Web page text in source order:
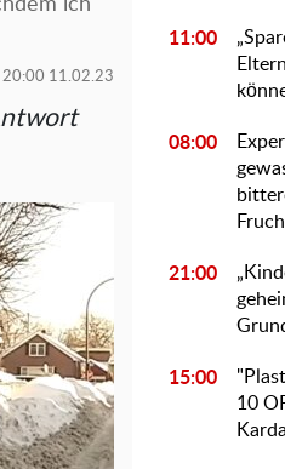
ich
20:00 11.02.23
11:00
08:00
21:00
15:00
10